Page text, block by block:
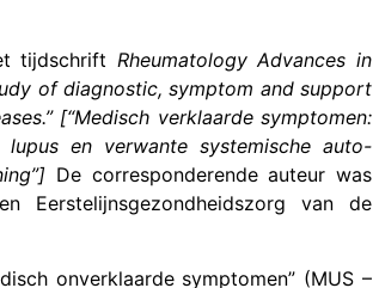
tijdschrift Rheumatology Advances in
of diagnostic, symptom and support
[“Medisch verklaarde symptomen:
en verwante systemische auto-
De corresponderende auteur was
Eerstelijnsgezondheidszorg van de
onverklaarde symptomen” (MUS –